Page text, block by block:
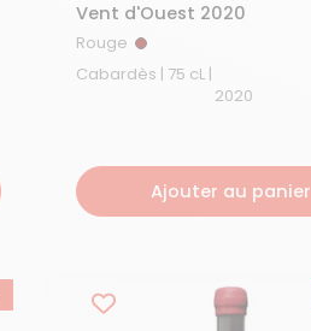
Vent d'Ouest 2020
Rouge Rouge
Cabardès | 75 cL |
2020
Ajouter au panier